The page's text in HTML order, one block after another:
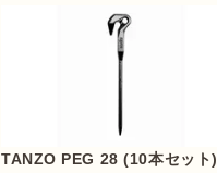
TANZO PEG 28 (10本セット)